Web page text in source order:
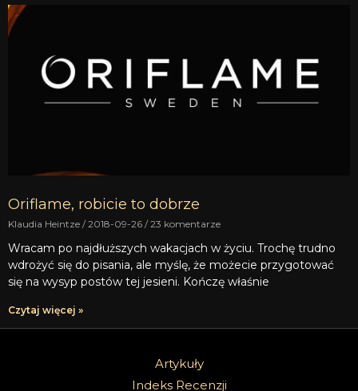
Oriflame, robicie to dobrze
Klaudia Heintze 2018-09-26 23 komentarze
Wracam po najdłuższych wakacjach w życiu. Trochę trudno
wdrożyć się do pisania, ale myślę, że możecie przygotować
się na wysyp postów tej jesieni. Kończę właśnie
Czytaj więcej »
Artykuły
Indeks Recenzji